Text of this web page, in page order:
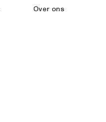
Over ons